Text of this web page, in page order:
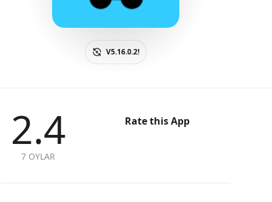
V5.16.0.2!
2.4
7 OYLAR
Rate this App